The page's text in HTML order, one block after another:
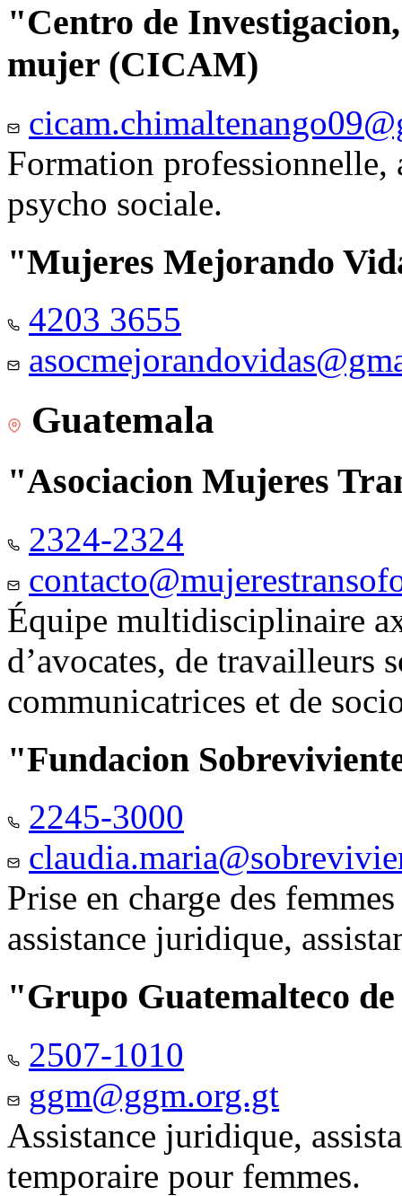
"Centro de
mujer (CICAM)
Formation professionnelle,
psycho sociale.
"Mujeres Mejorando
4203 3655
Guatemala
"Asociacion Mujeres
2324-2324
Équipe multidisciplinaire
d’avocates, de travailleurs
communicatrices et de
"Fundacion
2245-3000
Prise en charge des
assistance juridique,
"Grupo Guatemalteco
2507-1010
ggm@ggm.org.gt
Assistance juridique,
temporaire pour femmes.